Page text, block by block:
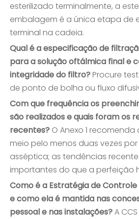
esterilizado terminalmente, a
embalagem é a única etapa de
terminal na cadeia.
Qual é a especificação de
para a solução oftálmica final e
integridade do filtro?Procure
de ponto de bolha ou fluxo
Com que frequência os
são realizados e quais foram os
recentes? O Anexo 1
meio pelo menos duas vezes
asséptica; as tendências
importantes do que a perfeição
Como é a Estratégia de
e como ela é mantida nas
pessoal e nas instalações?A